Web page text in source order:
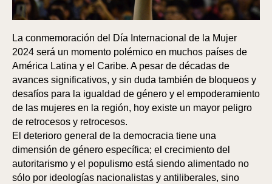
La conmemoración del Día Internacional de la Mujer
2024 será un momento polémico en muchos países de
América Latina y el Caribe. A pesar de décadas de
avances significativos, y sin duda también de bloqueos y
desafíos para la igualdad de género y el empoderamiento
de las mujeres en la región, hoy existe un mayor peligro
de retrocesos y retrocesos.
El deterioro general de la democracia tiene una
dimensión de género específica; el crecimiento del
autoritarismo y el populismo está siendo alimentado no
sólo por ideologías nacionalistas y antiliberales, sino